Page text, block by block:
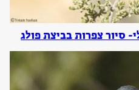
סיור צפרות בביצת פולג